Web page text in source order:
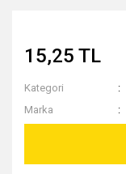
15,25 TL
Kategori
Marka